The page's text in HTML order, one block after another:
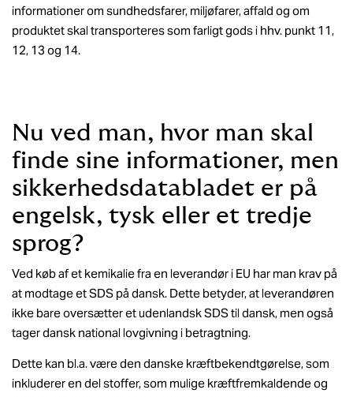
informationer om sundhedsfarer, miljøfarer, affald og om
produktet skal transporteres som farligt gods i hhv. punkt 11,
12, 13 og 14.
Nu ved man, hvor man skal
finde sine informationer, men
sikkerhedsdatabladet er på
engelsk, tysk eller et tredje
sprog?
Ved køb af et kemikalie fra en leverandør i EU har man krav på
at modtage et SDS på dansk. Dette betyder, at leverandøren
ikke bare oversætter et udenlandsk SDS til dansk, men også
tager dansk national lovgivning i betragtning.
Dette kan bl.a. være den danske kræftbekendtgørelse, som
inkluderer en del stoffer, som mulige kræftfremkaldende og